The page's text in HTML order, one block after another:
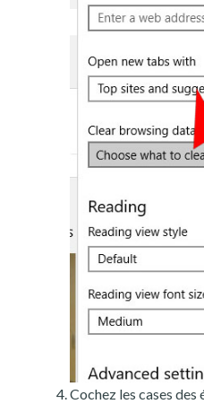
Cochez les cases